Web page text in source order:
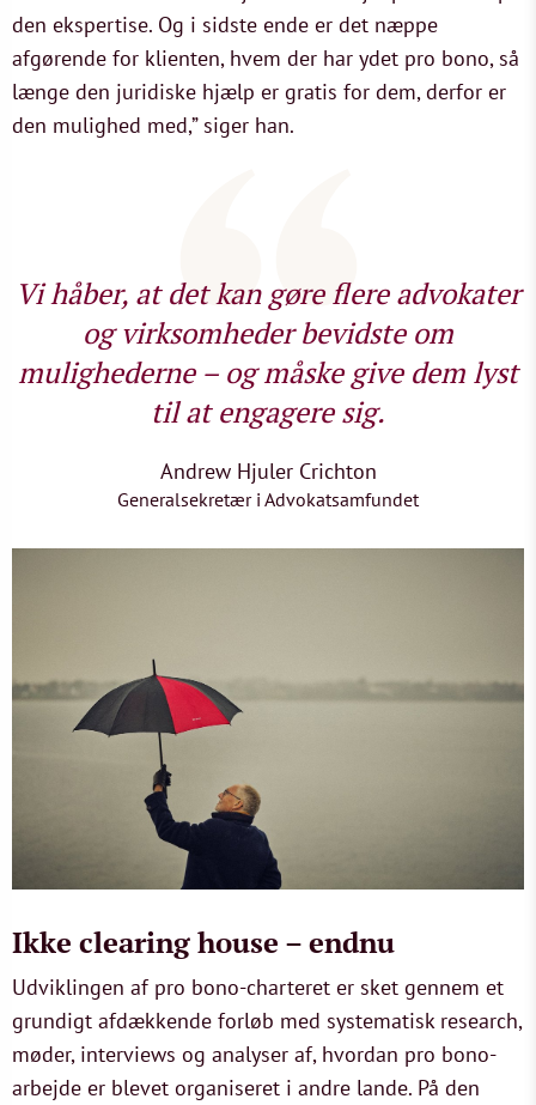
den ekspertise. Og i sidste ende er det næppe
afgørende for klienten, hvem der har ydet pro bono, så
længe den juridiske hjælp er gratis for dem, derfor er
den mulighed med,” siger han.
Vi håber, at det kan gøre flere advokater
og virksomheder bevidste om
mulighederne – og måske give dem lyst
til at engagere sig.
Andrew Hjuler Crichton
Generalsekretær i Advokatsamfundet
Ikke clearing house – endnu
Udviklingen af pro bono-charteret er sket gennem et
grundigt afdækkende forløb med systematisk research,
møder, interviews og analyser af, hvordan pro bono-
arbejde er blevet organiseret i andre lande. På den